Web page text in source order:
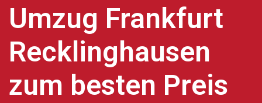
Umzug Frankfurt
Recklinghausen
zum besten Preis